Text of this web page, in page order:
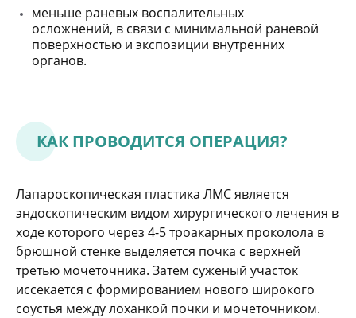
меньше раневых воспалительных
осложнений, в связи с минимальной раневой
поверхностью и экспозиции внутренних
органов.
КАК ПРОВОДИТСЯ ОПЕРАЦИЯ?
Лапароскопическая пластика ЛМС является
эндоскопическим видом хирургического лечения в
ходе которого через 4-5 троакарных проколола в
брюшной стенке выделяется почка с верхней
третью мочеточника. Затем суженый участок
иссекается с формированием нового широкого
соустья между лоханкой почки и мочеточником.